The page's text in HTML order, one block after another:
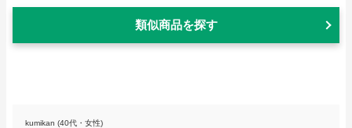
類似商品を探す
kumikan (40代・女性)